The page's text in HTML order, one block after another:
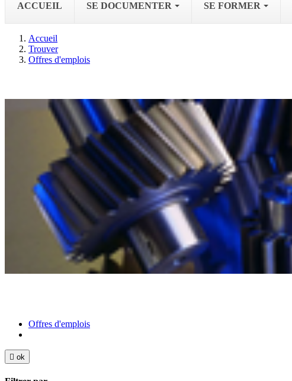
ACCUEIL SE DOCUMENTER SE FORMER
Accueil
Trouver
Offres d'emplois
Offres d'emplois
 ok